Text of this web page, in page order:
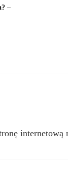
–
internetową